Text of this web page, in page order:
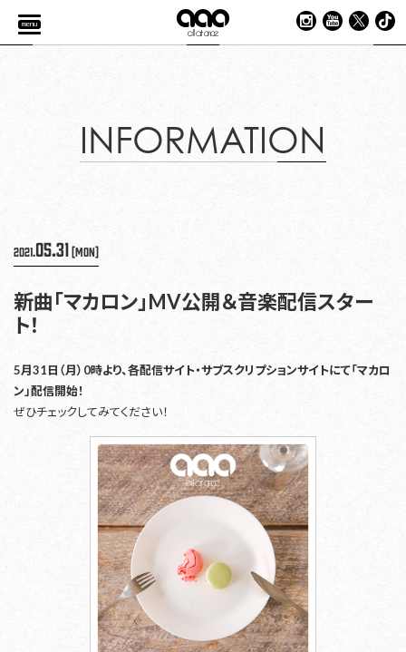
menu
INFORMATION
2021.05.31[Mon]
新曲「マカロン」MV公開＆音楽配信スター
ト！
5月31日（月）0時より、各配信サイト・サブスクリプションサイトにて「マカロ
ン」配信開始！
ぜひチェックしてみてください！